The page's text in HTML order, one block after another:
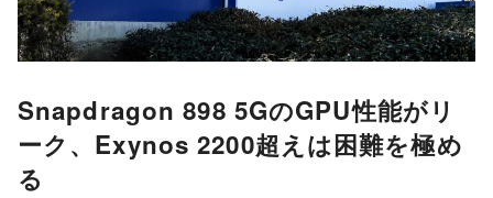
Snapdragon 898 5GのGPU性能がリ
ーク、Exynos 2200超えは困難を極め
る